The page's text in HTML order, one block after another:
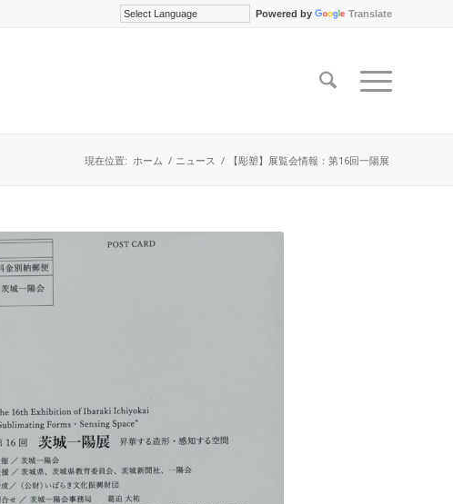
Powered by Translate
現在位置: ホーム / ニュース / 【彫塑】展覧会情報：第16回一陽展